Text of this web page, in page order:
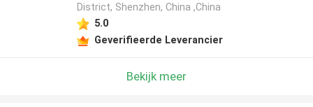
District, Shenzhen, China ,China
5.0
Geverifieerde Leverancier
Bekijk meer